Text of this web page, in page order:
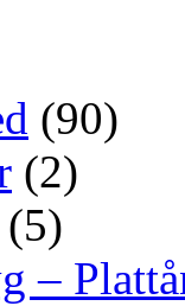
(90)
(2)
(5)
–